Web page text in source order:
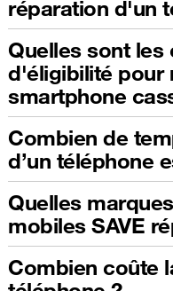
réparation d'un
Quelles sont les
d'éligibilité pour
smartphone
Combien de
d’un téléphone
Quelles
mobiles SAVE
Combien coûte